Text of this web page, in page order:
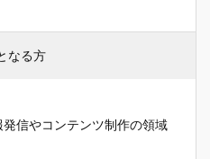
なる方
信やコンテンツ制作の領域